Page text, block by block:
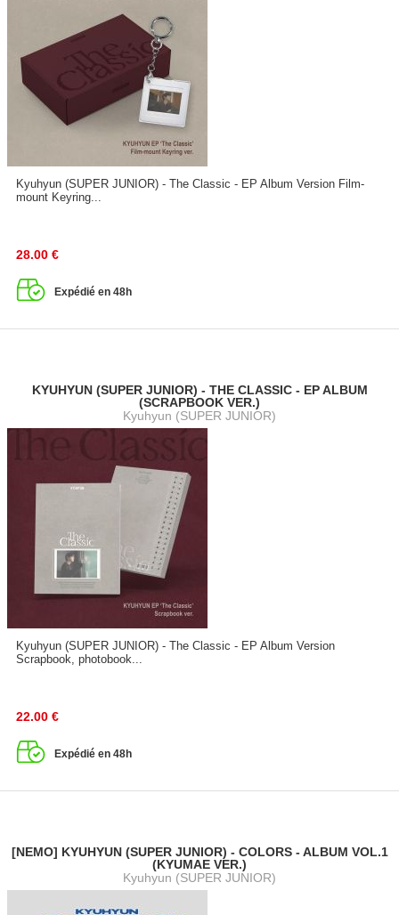
Kyuhyun (SUPER JUNIOR) - The Classic - EP Album Version Film-
mount Keyring...
28.00 €
Expédié en 48h
KYUHYUN (SUPER JUNIOR) - THE CLASSIC - EP ALBUM
(SCRAPBOOK VER.)
Kyuhyun (SUPER JUNIOR)
Kyuhyun (SUPER JUNIOR) - The Classic - EP Album Version
Scrapbook, photobook...
22.00 €
Expédié en 48h
[NEMO] KYUHYUN (SUPER JUNIOR) - COLORS - ALBUM VOL.1
(KYUMAE VER.)
Kyuhyun (SUPER JUNIOR)